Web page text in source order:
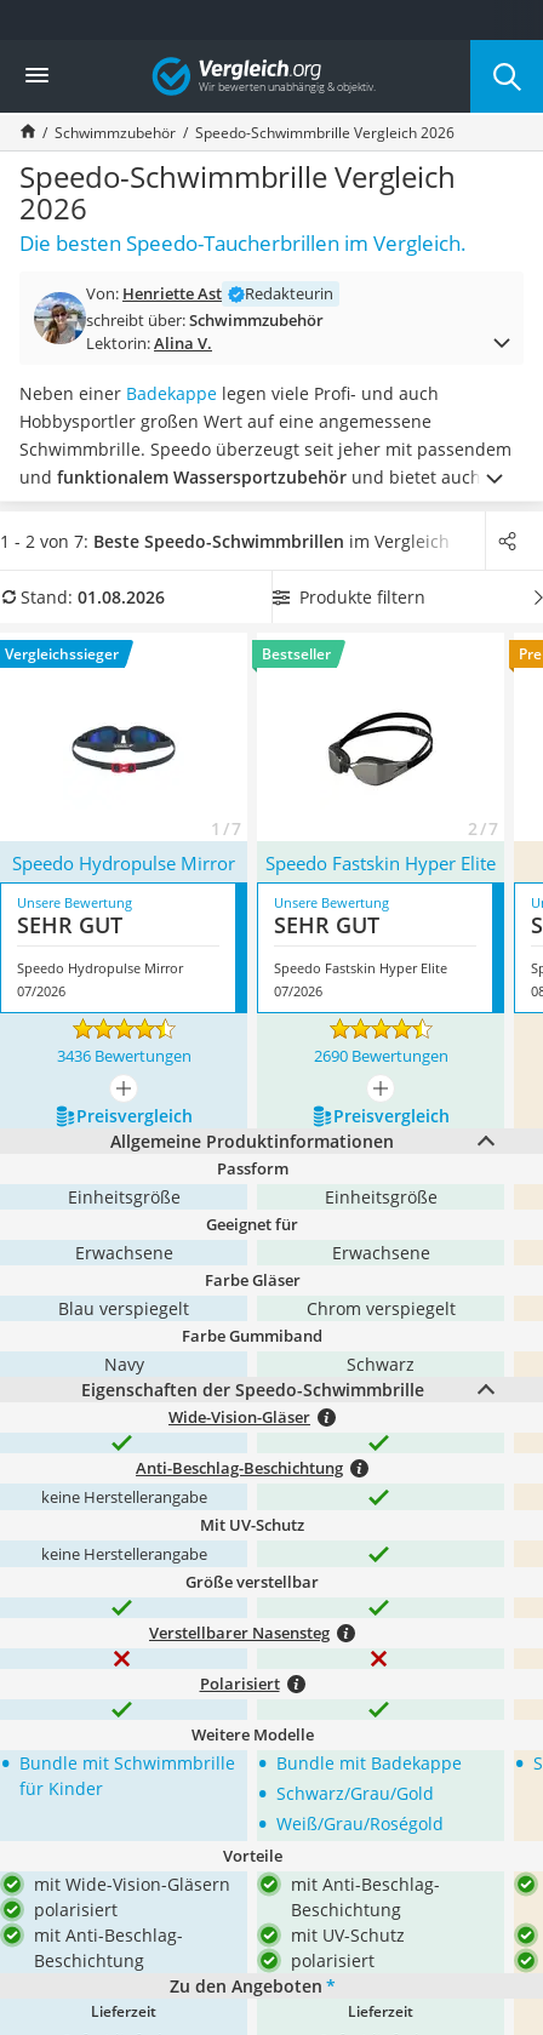
Die beliebtesten Vergleiche nach Kategorie
Freizeit & Sport
Gartentrampolin
Trampolin
Metalldetektor
Eufab-Fahrradträger
Trampolin 366 cm
Fahrradschloss
Futterboot
Air Bike
Trekkingschuhe Herren
Reisetasche mit Rollen
Klimmzugstation
Koffer
Nachtsichtgerät
Handgepäck-Koffer
Wanderschuhe Herren
Sicherheitsweste Reiten
Service
Vergleich
Schwimmzubehör Speedo-Schwimmbrille Vergleich 2026
Speedo-Schwimmbrille Vergleich
2026
Die besten Speedo-Taucherbrillen im Vergleich.
Von: Henriette Ast
Redakteurin
schreibt über:Schwimmzubehör
Lektorin:Alina V.
Neben einer Badekappe
Hobbysportler großen Wert auf eine angemessene
Schwimmbrille. Speedo überzeugt seit jeher mit passendem
und funktionalem Wassersportzubehör und bietet auch bei
Schwimmbrillen eine breite Auswahl an verschiedenen
Modellen an. Online-Tests berichten zudem, dass einige
eignen. Wählen Sie jetzt aus unserer Vergleichstabelle
damit die Gläser klar bleiben und Sie nicht mehr
zwischenspülen müssen. Überzeugt hat uns hier im August
seinen Eigenschaften.
1 - 2 von 7: Beste Speedo-Schwimmbrillen im Vergleich
Stand: 01.08.2026 Produkte filtern
Vergleichssieger
1 / 7
Bestseller
2 / 7
Speedo Hydropulse Mirror Speedo Fastskin Hyper Elite
Unsere Bewertung
SEHR GUT
Speedo Hydropulse Mirror
07/2026
Unsere Bewertung
SEHR GUT
Speedo Fastskin Hyper Elite
07/2026
3436 Bewertungen 2690 Bewertungen
mehr anzeigen
mehr anzeigen
Preis­vergleich
Preis­vergleich
Allgemeine Produktinformationen
Passform
Einheitsgröße Einheitsgröße
Geeignet für
Erwachsene Erwachsene
Farbe Gläser
Blau verspiegelt Chrom verspiegelt
Farbe Gummiband
Navy
Schwarz
Eigenschaften der Speedo-Schwimmbrille
Wide-Vision-Gläser
Anti-Beschlag-Beschichtung
keine Herstellerangabe
Mit UV-Schutz
keine Herstellerangabe
Größe verstellbar
Verstellbarer Nasensteg
Polarisiert
Weitere Modelle
• Bundle mit Schwimmbrille
für Kinder
• Bundle mit Badekappe
• Schwarz/Grau/Gold
• Weiß/Grau/Roségold
•
Vorteile
mit Wide-Vision-Gläsern
polarisiert
mit Anti-Beschlag-
Beschichtung
mit Anti-Beschlag-
Beschichtung
mit UV-Schutz
polarisiert
Zu den Angeboten *
Lieferzeit Lieferzeit